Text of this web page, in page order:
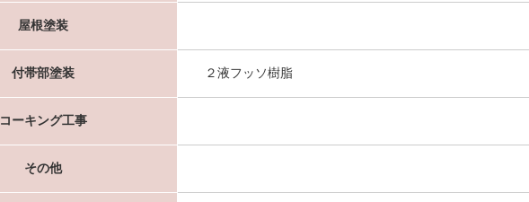
屋根塗装
付帯部塗装 ２液フッソ樹脂
コーキング工事
その他